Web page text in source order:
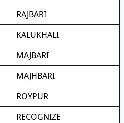
RAJBARI
KALUKHALI
MAJBARI
MAJHBARI
ROYPUR
RECOGNIZE